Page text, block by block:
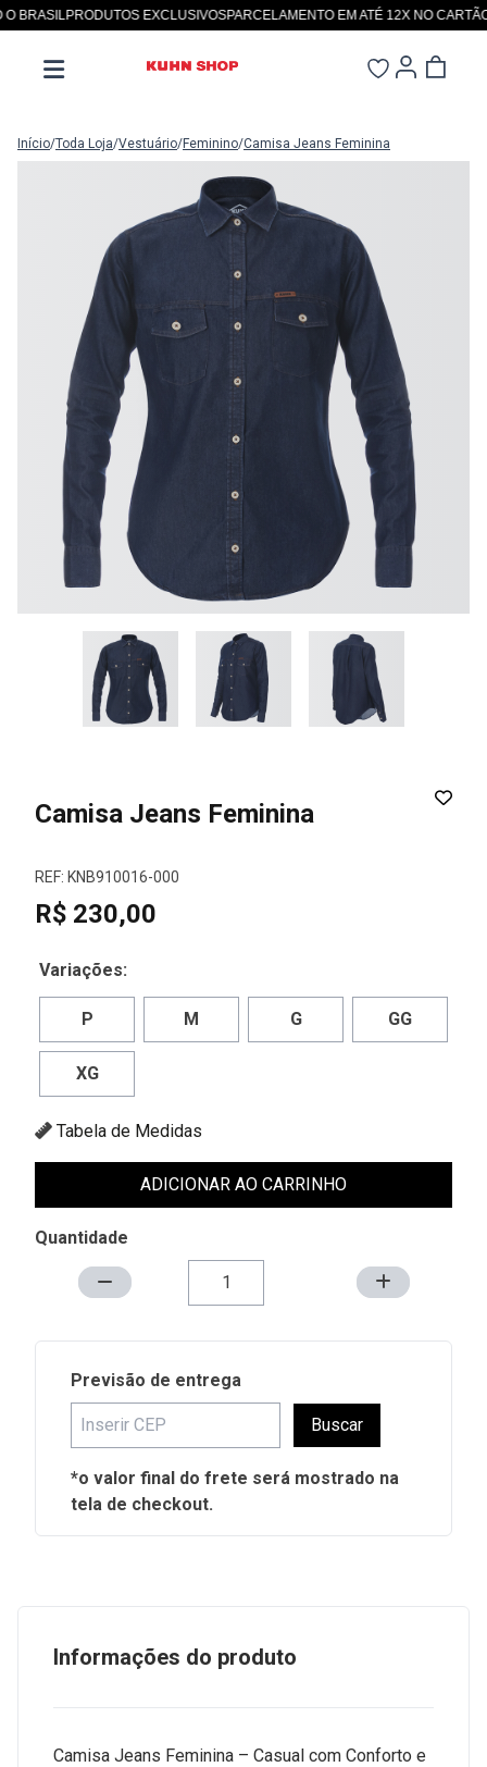
PRODUTOS EXCLUSIVOSPARCELAMENTO EM ATÉ 12X NO CARTÃO
Início/Toda Loja/Vestuário/Feminino/Camisa Jeans Feminina
Camisa Jeans Feminina
REF: KNB910016-000
R$ 230,00
Variações:
P M G GG
XG
Tabela de Medidas
ADICIONAR AO CARRINHO
Quantidade
Previsão de entrega
Buscar
*o valor final do frete será mostrado na
tela de checkout.
Informações do produto
Camisa Jeans Feminina – Casual com Conforto e